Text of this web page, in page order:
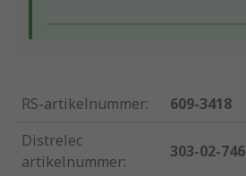
RS-artikelnummer:
609-3418
Distrelec
artikelnummer:
303-02-746